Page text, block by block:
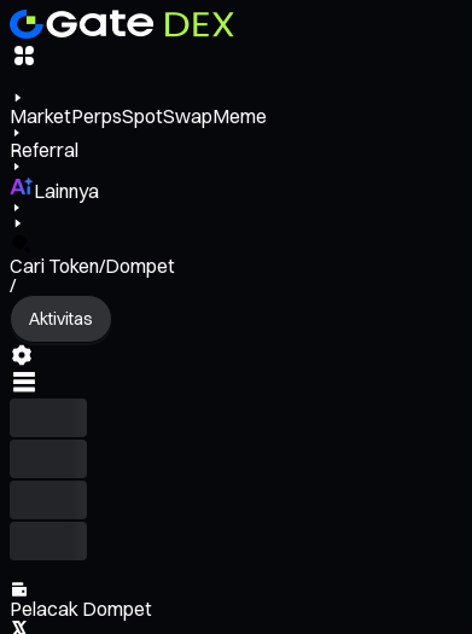
MarketPerpsSpotSwapMeme
Referral
Lainnya
Cari Token/Dompet
/
Aktivitas
Pelacak Dompet